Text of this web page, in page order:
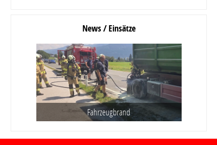
News / Einsätze
Fahrzeugbrand